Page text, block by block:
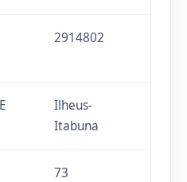
2914802
Ilheus-
Itabuna
73